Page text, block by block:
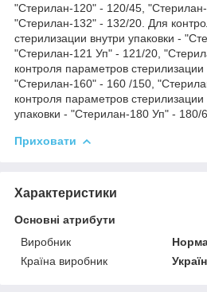
"Стерилан-120" - 120/45,
"Стерилан-132" - 132/20. Для
стерилизации внутри упаковки -
"Стерилан-121 Уп" - 121/20,
контроля параметров
"Стерилан-160" - 160 /150,
контроля параметров
упаковки - "Стерилан-180 Уп" - 180/
Приховати
Характеристики
Основні атрибути
Виробник
Країна виробник